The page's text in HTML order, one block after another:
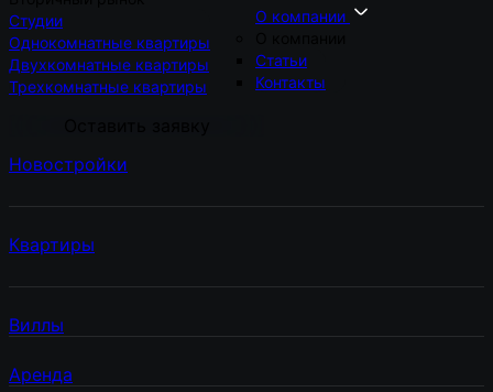
Студии
Однокомнатные квартиры
Двухкомнатные квартиры
Трехкомнатные квартиры
О компании
Статьи
Контакты
Новостройки
Квартиры
Виллы
Аренда